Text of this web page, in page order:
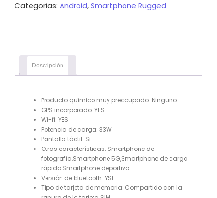
Categorías: Android,Smartphone Rugged
Descripción
Producto químico muy preocupado: Ninguno
GPS incorporado: YES
Wi-fi: YES
Potencia de carga: 33W
Pantalla táctil: Si
Otras características: Smartphone de
fotografía,Smartphone 5G,Smartphone de carga
rápida,Smartphone deportivo
Versión de bluetooth: YSE
Tipo de tarjeta de memoria: Compartido con la